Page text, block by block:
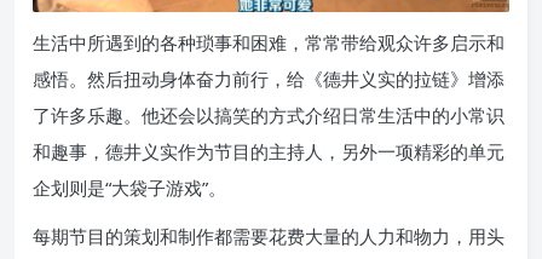
生活中所遇到的各种琐事和困难，常常带给观众许多启示和
感悟。然后扭动身体奋力前行，给《德井义实的拉链》增添
了许多乐趣。他还会以搞笑的方式介绍日常生活中的小常识
和趣事，德井义实作为节目的主持人，另外一项精彩的单元
企划则是“大袋子游戏”。
每期节目的策划和制作都需要花费大量的人力和物力，用头